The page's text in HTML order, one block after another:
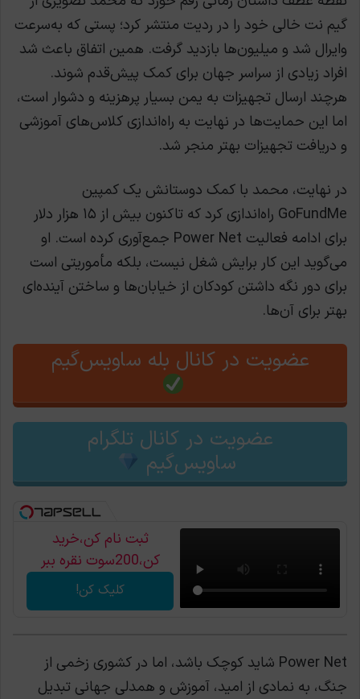
گیم نت خالی خود را در ردیت منتشر کرد؛ پستی که به‌سرعت
وایرال شد و میلیون‌ها بازدید گرفت. همین اتفاق باعث شد
افراد زیادی از سراسر جهان برای کمک پیش‌قدم شوند.
هرچند ارسال تجهیزات به یمن بسیار پرهزینه و دشوار است،
اما این حمایت‌ها در نهایت به راه‌اندازی کلاس‌های آموزشی
و دریافت تجهیزات بهتر منجر شد.
در نهایت، محمد با کمک دوستانش یک کمپین
GoFundMe راه‌اندازی کرد که تاکنون بیش از ۱۵ هزار دلار
برای ادامه فعالیت Power Net جمع‌آوری کرده است. او
می‌گوید این کار برایش شغل نیست، بلکه مأموریتی است
برای دور نگه داشتن کودکان از خیابان‌ها و ساختن آینده‌ای
بهتر برای آن‌ها.
عضویت در کانال بله ساویس‌گیم
عضویت در کانال تلگرام
ساویس‌گیم
ثبت نام کن،خرید
کن،200سوت نقره ببر
کلیک کن!
Power Net شاید کوچک باشد، اما در کشوری زخمی از
جنگ، به نمادی از امید، آموزش و همدلی جهانی تبدیل